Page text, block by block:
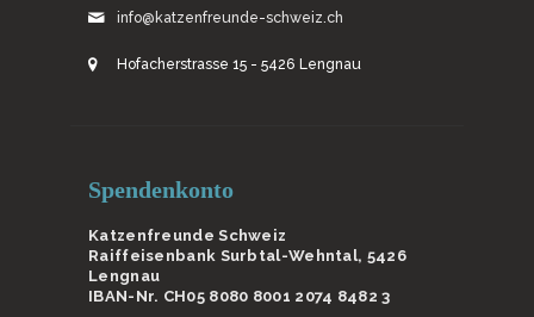
info@katzenfreunde-schweiz.ch
Hofacherstrasse 15 - 5426 Lengnau
Spendenkonto
Katzenfreunde Schweiz
Raiffeisenbank Surbtal-Wehntal, 5426
Lengnau
IBAN-Nr. CH05 8080 8001 2074 8482 3